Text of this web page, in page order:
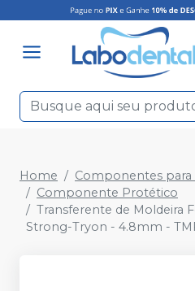
Home
Componentes
Componente Protético
Transferente de Moldeira
Strong-Tryon - 4.8mm -